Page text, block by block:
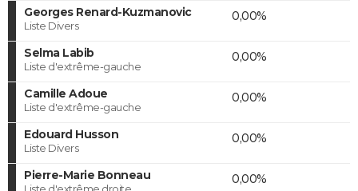
Georges Renard-Kuzmanovic
Liste Divers
0,00%
Selma Labib
Liste d'extrême-gauche
0,00%
Camille Adoue
Liste d'extrême-gauche
0,00%
Edouard Husson
Liste Divers
0,00%
Pierre-Marie Bonneau
Liste d'extrême droite
0,00%